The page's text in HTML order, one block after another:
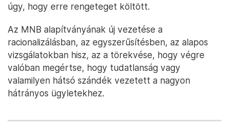
úgy, hogy erre rengeteget költött.
Az MNB alapítványának új vezetése a
racionalizálásban, az egyszerűsítésben, az alapos
vizsgálatokban hisz, az a törekvése, hogy végre
valóban megértse, hogy tudatlanság vagy
valamilyen hátsó szándék vezetett a nagyon
hátrányos ügyletekhez.